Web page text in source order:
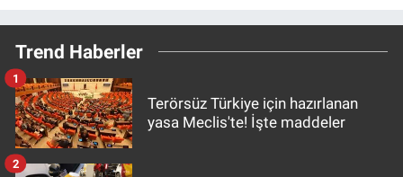
Trend Haberler
Terörsüz Türkiye için hazırlanan
yasa Meclis'te! İşte maddeler
1
2